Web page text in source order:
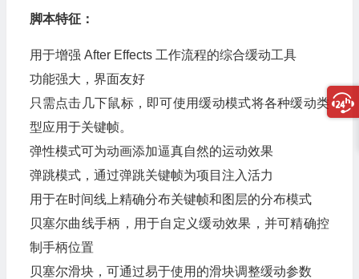
脚本特征：
用于增强 After Effects 工作流程的综合缓动工具
功能强大，界面友好
只需点击几下鼠标，即可使用缓动模式将各种缓动类
型应用于关键帧。
弹性模式可为动画添加逼真自然的运动效果
弹跳模式，通过弹跳关键帧为项目注入活力
用于在时间线上精确分布关键帧和图层的分布模式
贝塞尔曲线手柄，用于自定义缓动效果，并可精确控
制手柄位置
贝塞尔滑块，可通过易于使用的滑块调整缓动参数